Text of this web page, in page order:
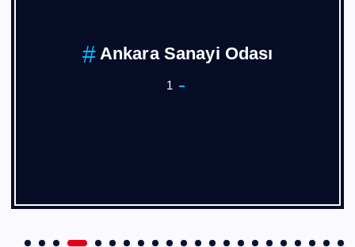
Ankara Sanayi Odası
1